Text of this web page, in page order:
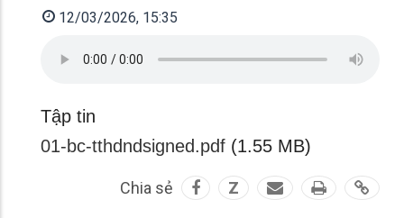
12/03/2026, 15:35
Tập tin
01-bc-tthdndsigned.pdf (1.55 MB)
Chia sẻ Z